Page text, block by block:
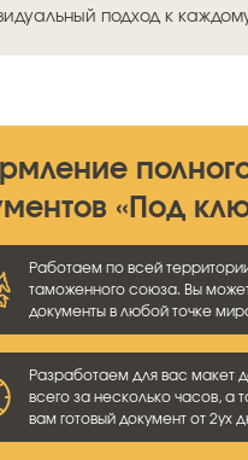
подход к
«Под
Работаем по всей
таможенного союза. Вы
документы в любой точке
Разработаем для вас макет
всего за несколько часов, а
вам готовый документ от 2ух